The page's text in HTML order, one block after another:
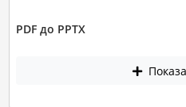
PDF до PPTX